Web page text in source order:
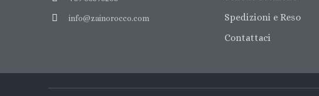
info@zainorocco.com
Spedizioni e Reso
Contattaci